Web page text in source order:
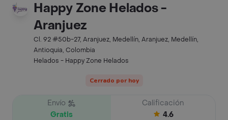
Happy Zone Helados -
Aranjuez
Cl. 92 #50b-27, Aranjuez, Medellín, Aranjuez, Medellín,
Antioquia, Colombia
Helados - Happy Zone Helados
Cerrado por hoy
Envío
Gratis
Calificación
4.6